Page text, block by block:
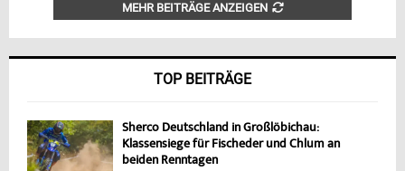
MEHR BEITRÄGE ANZEIGEN
TOP BEITRÄGE
Sherco Deutschland in Großlöbichau:
Klassensiege für Fischeder und Chlum an
beiden Renntagen